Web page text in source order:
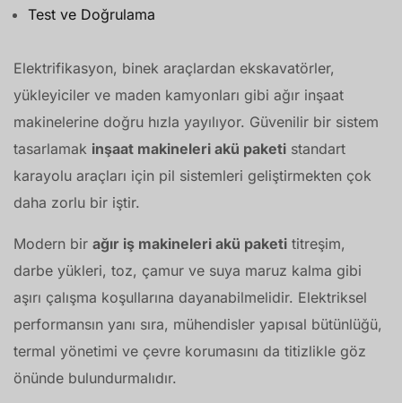
Test ve Doğrulama
Elektrifikasyon, binek araçlardan ekskavatörler,
yükleyiciler ve maden kamyonları gibi ağır inşaat
makinelerine doğru hızla yayılıyor. Güvenilir bir sistem
tasarlamak inşaat makineleri akü paketi standart
karayolu araçları için pil sistemleri geliştirmekten çok
daha zorlu bir iştir.
Modern bir ağır iş makineleri akü paketi titreşim,
darbe yükleri, toz, çamur ve suya maruz kalma gibi
aşırı çalışma koşullarına dayanabilmelidir. Elektriksel
performansın yanı sıra, mühendisler yapısal bütünlüğü,
termal yönetimi ve çevre korumasını da titizlikle göz
önünde bulundurmalıdır.